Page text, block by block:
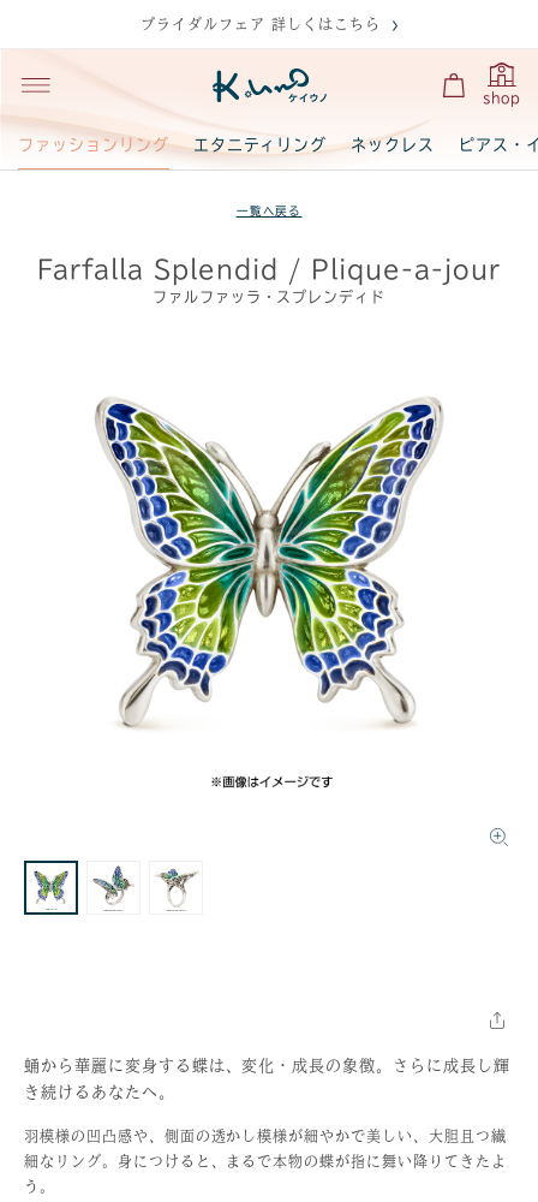
ブライダルフェア 詳しくはこちら
shop
ファッションリング エタニティリング ネックレス ピアス・
一覧へ戻る
Farfalla Splendid / Plique-a-jour
ファルファッラ・スプレンディド
蛹から華麗に変身する蝶は、変化・成長の象徴。さらに成長し輝
き続けるあなたへ。
羽模様の凹凸感や、側面の透かし模様が細やかで美しい、大胆且つ繊
細なリング。身につけると、まるで本物の蝶が指に舞い降りてきたよ
う。